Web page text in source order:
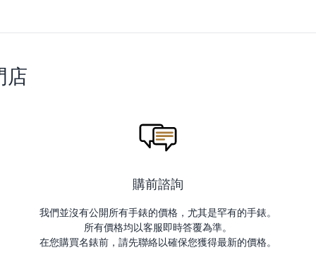
店
購前諮詢
我們並沒有公開所有手錶的價格，尤其是罕有的手錶。
所有價格均以客服即時答覆為準。
在您購買名錶前，請先聯絡以確保您獲得最新的價格。